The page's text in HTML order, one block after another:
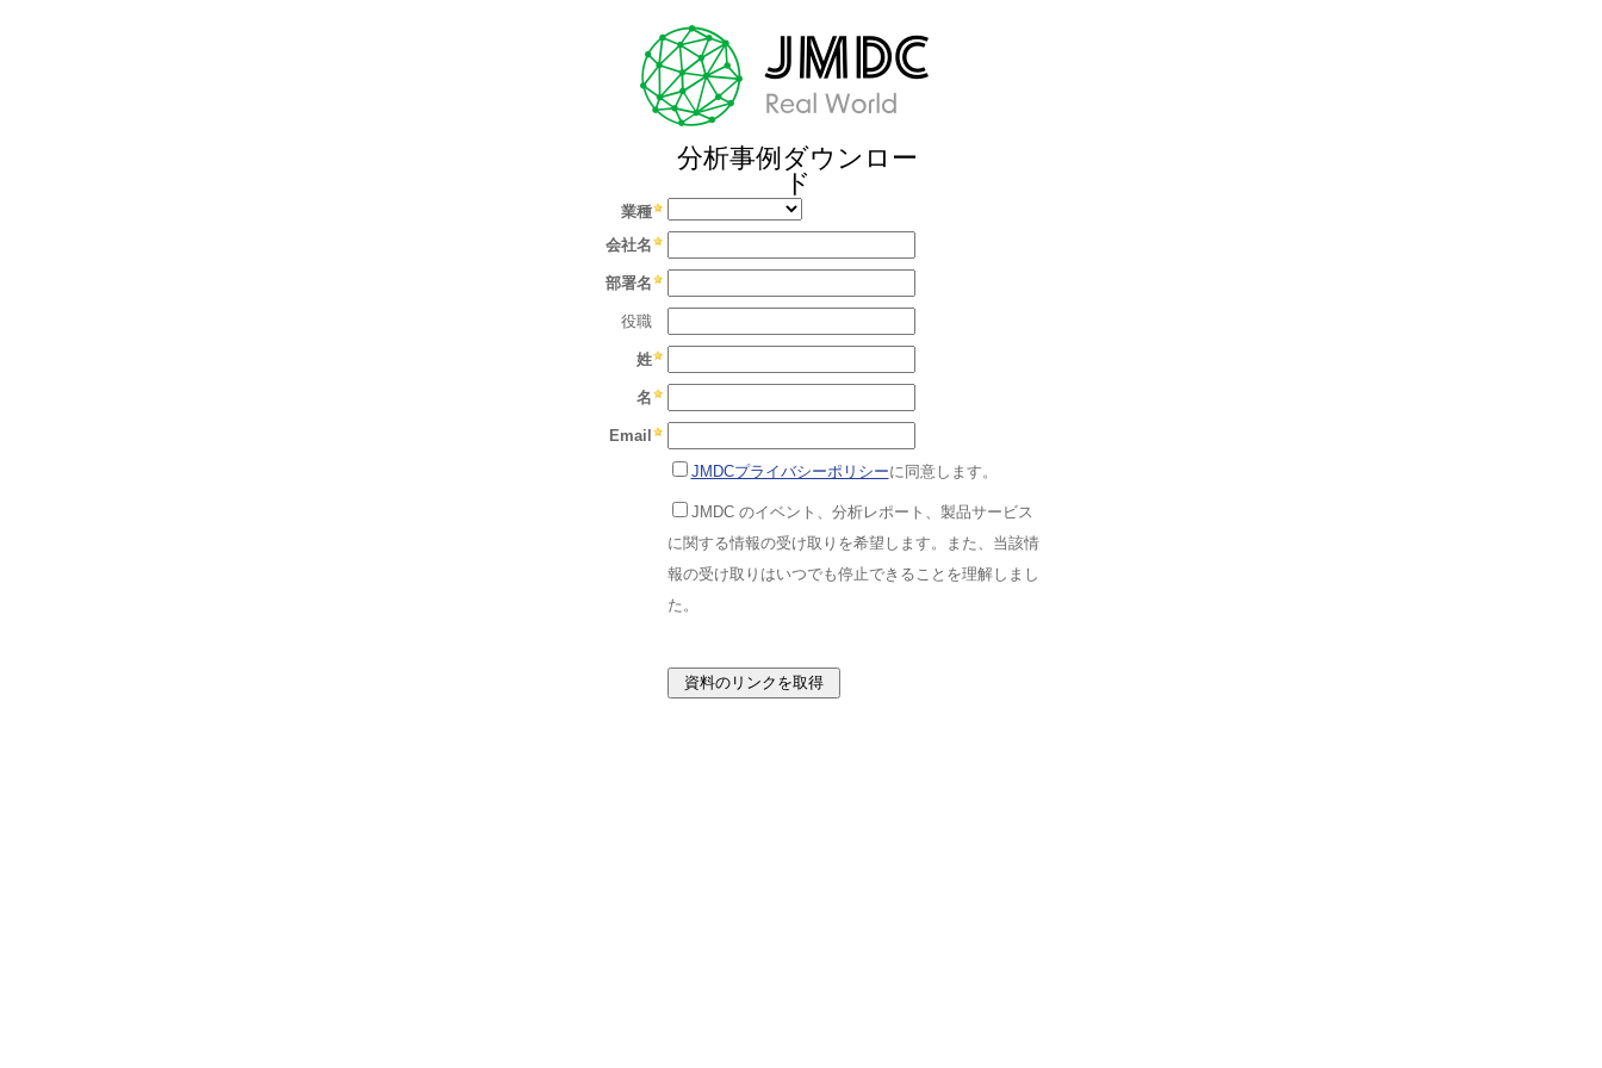
業種
会社名
部署名
役職
姓
名
Email
JMDCプライバシーポリシーに同意します。
JMDC のイベント、分析レポート、製品サービス
に関する情報の受け取りを希望します。また、当該情
報の受け取りはいつでも停止できることを理解しまし
た。
分析事例ダウンロー
ド